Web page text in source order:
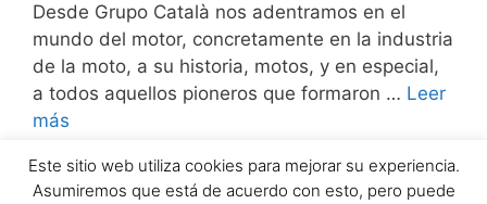
Desde Grupo Català nos adentramos en el
mundo del motor, concretamente en la industria
de la moto, a su historia, motos, y en especial,
a todos aquellos pioneros que formaron … Leer
más
Este sitio web utiliza cookies para mejorar su experiencia.
Asumiremos que está de acuerdo con esto, pero puede